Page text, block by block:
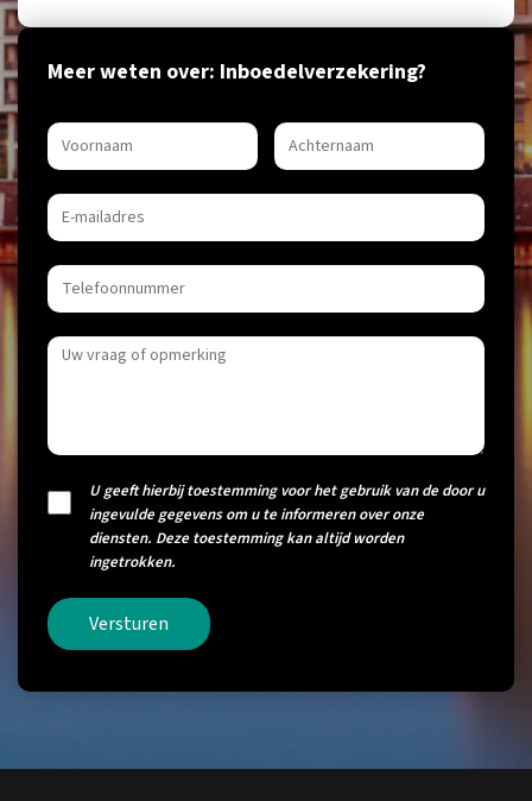
Meer weten over: Inboedelverzekering?
U geeft hierbij toestemming voor het gebruik van de door u
ingevulde gegevens om u te informeren over onze
diensten. Deze toestemming kan altijd worden
ingetrokken.
Versturen